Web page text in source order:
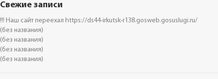
Свежие записи
!!! Наш сайт переехал https://ds44-irkutsk-r138.gosweb.gosuslugi.ru/
(без названия)
(без названия)
(без названия)
(без названия)